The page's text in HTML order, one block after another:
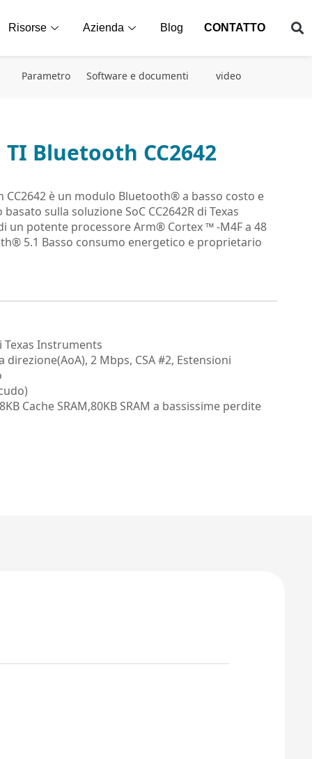
Risorse Azienda Blog CONTATTO
Parametro Software e documenti video
Bluetooth CC2642
è un modulo Bluetooth® a basso costo e
sulla soluzione SoC CC2642R di Texas
un potente processore Arm® Cortex ™ -M4F a 48
5.1 Basso consumo energetico e proprietario
Texas Instruments
direzione(AoA), 2 Mbps, CSA #2, Estensioni
Cache SRAM,80KB SRAM a bassissime perdite